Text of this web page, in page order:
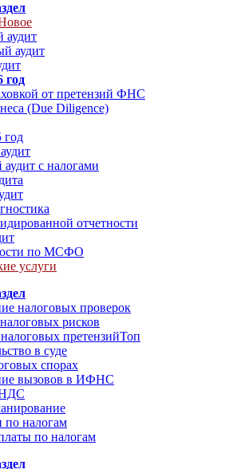
аудит
аудит
год
от претензий ФНС
(Due Diligence)
год
с налогами
отчетности
по МСФО
услуги
налоговых проверок
рисков
претензийТоп
в суде
спорах
вызовов в ИФНС
по налогам
по налогам